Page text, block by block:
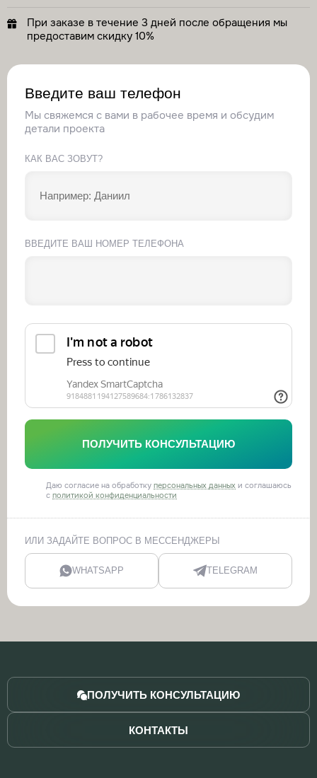
При заказе в течение 3 дней после обращения мы
предоставим скидку 10%
Введите ваш телефон
Мы свяжемся с вами в рабочее время и обсудим
детали проекта
КАК ВАС ЗОВУТ?
ВВЕДИТЕ ВАШ НОМЕР ТЕЛЕФОНА
ПОЛУЧИТЬ КОНСУЛЬТАЦИЮ
Даю согласие на обработку персональных данных и соглашаюсь
с политикой конфиденциальности
ИЛИ ЗАДАЙТЕ ВОПРОС В МЕССЕНДЖЕРЫ
WHATSAPP TELEGRAM
ПОЛУЧИТЬ КОНСУЛЬТАЦИЮ
КОНТАКТЫ